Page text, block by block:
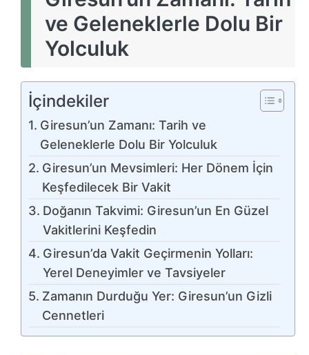
ve Geleneklerle Dolu Bir
Yolculuk
İçindekiler
Giresun’un Zamanı: Tarih ve
Geleneklerle Dolu Bir Yolculuk
Giresun’un Mevsimleri: Her Dönem İçin
Keşfedilecek Bir Vakit
Doğanın Takvimi: Giresun’un En Güzel
Vakitlerini Keşfedin
Giresun’da Vakit Geçirmenin Yolları:
Yerel Deneyimler ve Tavsiyeler
Zamanın Durduğu Yer: Giresun’un Gizli
Cennetleri